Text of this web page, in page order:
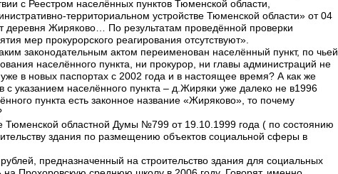
с Реестром населённых пунктов Тюменской области,
территориальном устройстве Тюменской области» от 04
Жиряково… По результатам проведённой проверки
мер прокурорского реагирования отсутствуют».
законодательным актом переименован населённый пункт, по чьей
населённого пункта, ни прокурор, ни главы администраций не
в новых паспортах с 2002 года и в настоящее время? А как же
с указанием населённого пункта – д.Жиряки уже далеко не в1996
пункта есть законное название «Жиряково», то почему
Тюменской областной Думы №799 от 19.10.1999 года ( по состоянию
здания по размещению объектов социальной сферы в
предназначенный на строительство здания для социальных